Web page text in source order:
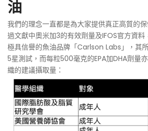
油
我們的理念一直都是為大家提供真正高質的
過文獻中奧米加3的有效劑量及IFOS官方資
極具信譽的魚油品牌「Carlson Labs」，其
5星測試，而每粒500毫克的EPA加DHA劑量
織的建議攝取量：